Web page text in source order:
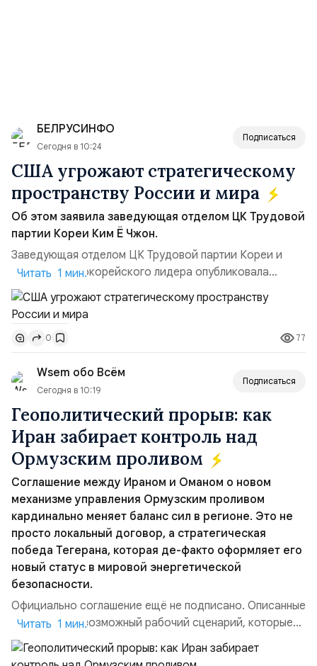
БЕЛРУСИНФО
Сегодня в 10:24
Подписаться
США угрожают стратегическому
пространству России и мира
Об этом заявила заведующая отделом ЦК Трудовой
партии Кореи Ким Ё Чжон.
Заведующая отделом ЦК Трудовой партии Кореи и
сестра северокорейского лидера опубликовала
заявление для прессы в ответ на проведение Токио
совместных с флотом США запусков крылатых ракет
Томагавк.«Япония отбросила обманчивую видимость
„исключительно оборонительной страны“ и выносит
вопрос о собственном ядерном вооружении на
всеобщее обозрение, одновреме...
Читать 1 мин.
0 77
Wsem обо Всём
Сегодня в 10:19
Подписаться
Геополитический прорыв: как
Иран забирает контроль над
Ормузским проливом
Соглашение между Ираном и Оманом о новом
механизме управления Ормузским проливом
кардинально меняет баланс сил в регионе. Это не
просто локальный договор, а стратегическая
победа Тегерана, которая де-факто оформляет его
новый статус в мировой энергетической
безопасности.
Официально соглашение ещё не подписано. Описанные
пункты — это возможный рабочий сценарий, которые
скорее всего будут реализованы.Разбираем ключевые
тезисы и последствия этого соглашения:. 1. Новые
Читать 1 мин.